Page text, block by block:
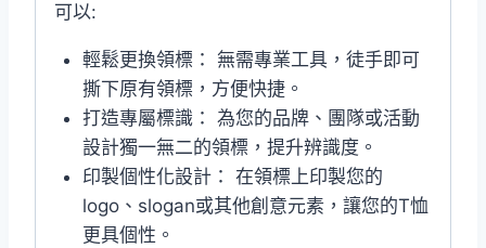
可以:
輕鬆更換領標： 無需專業工具，徒手即可
撕下原有領標，方便快捷。
打造專屬標識： 為您的品牌、團隊或活動
設計獨一無二的領標，提升辨識度。
印製個性化設計： 在領標上印製您的
logo、slogan或其他創意元素，讓您的T恤
更具個性。